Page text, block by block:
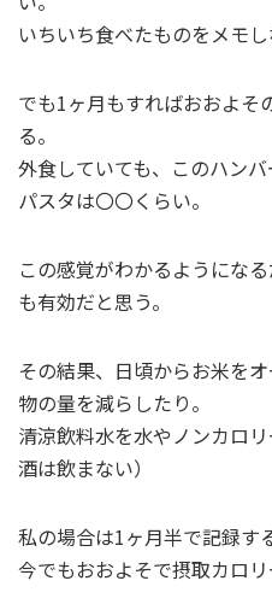
いちいち食べたものをメモ
でも1ヶ月もすればおおよそ
る。
外食していても、このハン
パスタは〇〇くらい。
この感覚がわかるようにな
も有効だと思う。
その結果、日頃からお米を
物の量を減らしたり。
清涼飲料水を水やノンカロ
酒は飲まない）
私の場合は1ヶ月半で記録す
今でもおおよそで摂取カロリ